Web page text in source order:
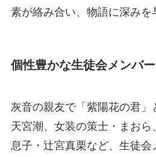
素が絡み合い、物語に深みを
個性豊かな生徒会メンバー
灰音の親友で「紫陽花の君」
天宮潮、女装の策士・まお
息子・辻宮真栗など、生徒会